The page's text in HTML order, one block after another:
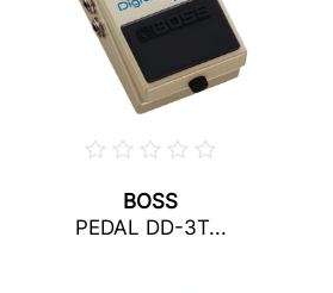
BOSS
PEDAL DD-3T...